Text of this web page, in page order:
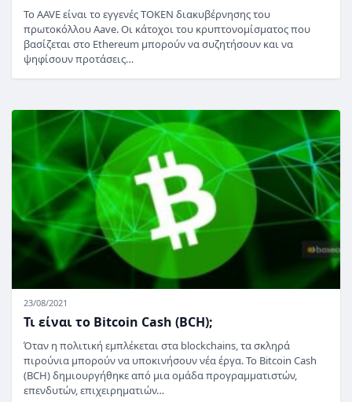
Το AAVE είναι το εγγενές TOKEN διακυβέρνησης του
πρωτοκόλλου Aave. Οι κάτοχοι του κρυπτονομίσματος που
βασίζεται στο Ethereum μπορούν να συζητήσουν και να
ψηφίσουν προτάσεις…
23/08/2021
Τι είναι το Bitcoin Cash (BCH);
Όταν η πολιτική εμπλέκεται στα blockchains, τα σκληρά
πιρούνια μπορούν να υποκινήσουν νέα έργα. Το Bitcoin Cash
(BCH) δημιουργήθηκε από μια ομάδα προγραμματιστών,
επενδυτών, επιχειρηματιών…